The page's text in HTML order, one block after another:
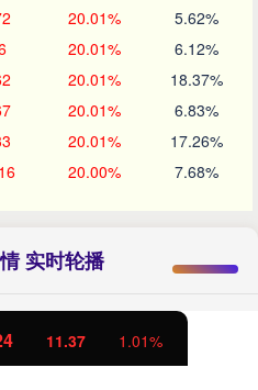
20.01% 5.62%
20.01% 6.12%
20.01% 18.37%
20.01% 6.83%
20.01% 17.26%
20.00% 7.68%
实时轮播
11.37 1.01%